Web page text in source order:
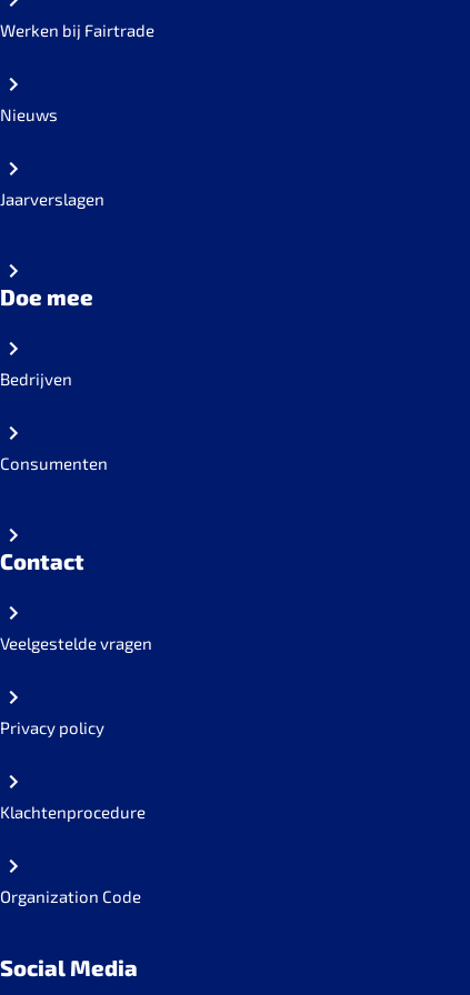
Werken bij Fairtrade
Nieuws
Jaarverslagen
Doe mee
Bedrijven
Consumenten
Contact
Veelgestelde vragen
Privacy policy
Klachtenprocedure
Organization Code
Social Media